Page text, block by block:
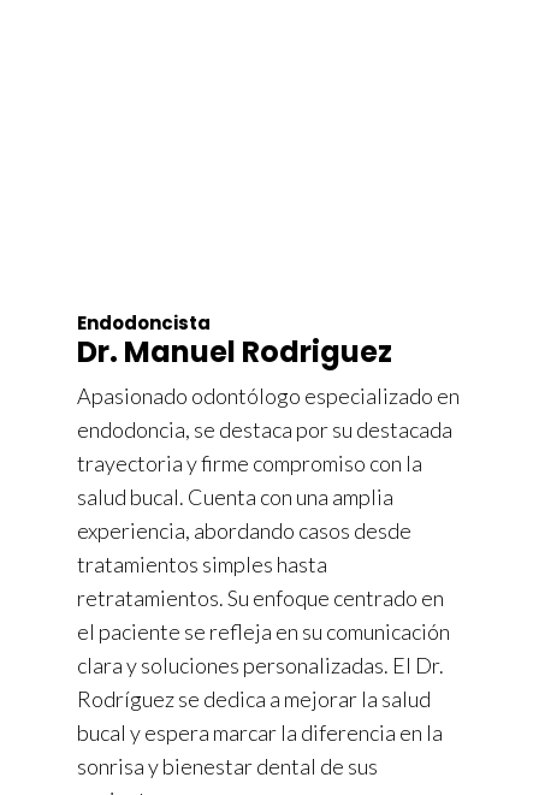
Endodoncista
Dr. Manuel Rodriguez
Apasionado odontólogo especializado en
endodoncia, se destaca por su destacada
trayectoria y firme compromiso con la
salud bucal. Cuenta con una amplia
experiencia, abordando casos desde
tratamientos simples hasta
retratamientos. Su enfoque centrado en
el paciente se refleja en su comunicación
clara y soluciones personalizadas. El Dr.
Rodríguez se dedica a mejorar la salud
bucal y espera marcar la diferencia en la
sonrisa y bienestar dental de sus